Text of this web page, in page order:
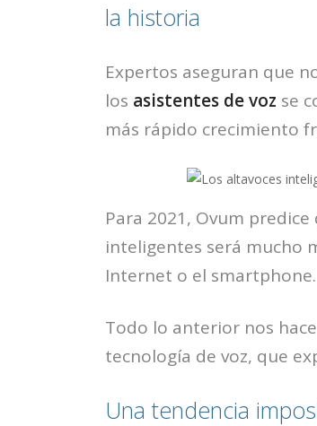
la historia
Expertos aseguran que
los asistentes de voz se
más rápido crecimiento
Para 2021, Ovum
inteligentes será mucho
Internet o el smartphone.
Todo lo anterior nos
tecnología de voz, que
Una tendencia